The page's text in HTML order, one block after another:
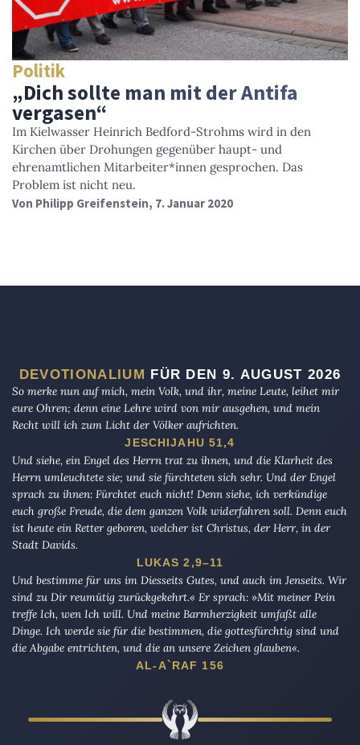
Politik
„Dich sollte man mit der Antifa
vergasen“
Im Kielwasser Heinrich Bedford-Strohms wird in den
Kirchen über Drohungen gegenüber haupt- und
ehrenamtlichen Mitarbeiter*innen gesprochen. Das
Problem ist nicht neu.
Von Philipp Greifenstein, 7. Januar 2020
DEVOTIONALIUM FÜR DEN 9. AUGUST 2026
So merke nun auf mich, mein Volk, und ihr, meine Leute, leihet mir
eure Ohren; denn eine Lehre wird von mir ausgehen, und mein
Recht will ich zum Licht der Völker aufrichten.
JESCHIJAHU 51,4
Und siehe, ein Engel des Herrn trat zu ihnen, und die Klarheit des
Herrn umleuchtete sie; und sie fürchteten sich sehr. Und der Engel
sprach zu ihnen: Fürchtet euch nicht! Denn siehe, ich verkündige
euch große Freude, die dem ganzen Volk widerfahren soll. Denn euch
ist heute ein Retter geboren, welcher ist Christus, der Herr, in der
Stadt Davids.
LUKAS 2,9–11
Und bestimme für uns im Diesseits Gutes, und auch im Jenseits. Wir
sind zu Dir reumütig zurückgekehrt.« Er sprach: »Mit meiner Pein
treffe Ich, wen Ich will. Und meine Barmherzigkeit umfaßt alle
Dinge. Ich werde sie für die bestimmen, die gottesfürchtig sind und
die Abgabe entrichten, und die an unsere Zeichen glauben«.
AL-A`RAF 156